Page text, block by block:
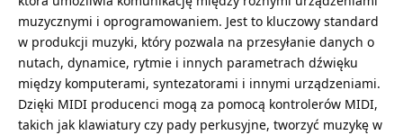
muzycznymi i oprogramowaniem. Jest to kluczowy standard
w produkcji muzyki, który pozwala na przesyłanie danych o
nutach, dynamice, rytmie i innych parametrach dźwięku
między komputerami, syntezatorami i innymi urządzeniami.
Dzięki MIDI producenci mogą za pomocą kontrolerów MIDI,
takich jak klawiatury czy pady perkusyjne, tworzyć muzykę w